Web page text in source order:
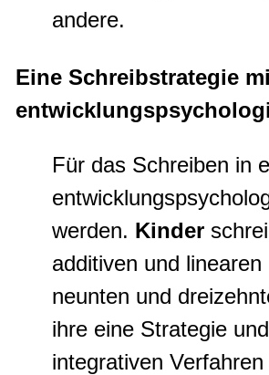
andere.
Eine Schreibstrategie
Für das Schreiben in
werden. Kinder
additiven und
neunten und
ihre eine Strategie
integrativen